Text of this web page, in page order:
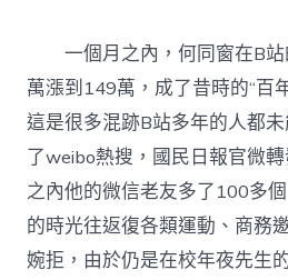
一個月之內，何同窗在B站
萬漲到149萬，成了昔時的“百
這是很多混跡B站多年的人都
了weibo熱搜，國民日報官微
之內他的微信老友多了100多
的時光往返復各類運動、商
婉拒，由於仍是在校年夜先生